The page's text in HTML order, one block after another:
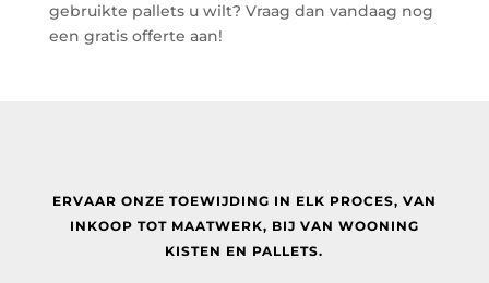
gebruikte pallets u wilt? Vraag dan vandaag nog
een gratis offerte aan!
ERVAAR ONZE TOEWIJDING IN ELK PROCES, VAN
INKOOP TOT MAATWERK, BIJ VAN WOONING
KISTEN EN PALLETS.